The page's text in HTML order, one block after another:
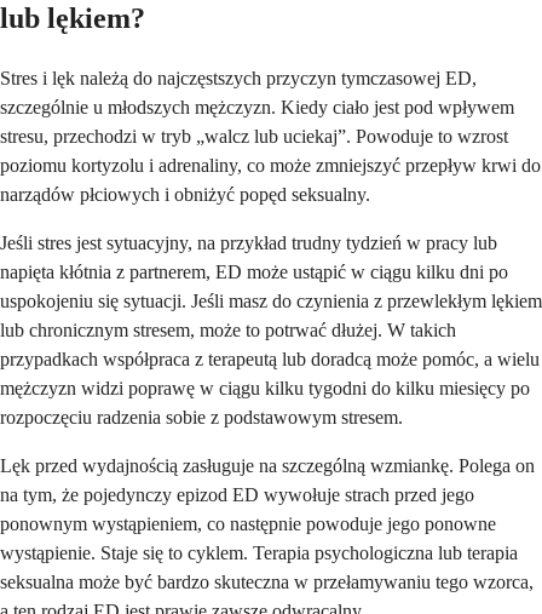
lub lękiem?
Stres i lęk należą do najczęstszych przyczyn tymczasowej ED,
szczególnie u młodszych mężczyzn. Kiedy ciało jest pod wpływem
stresu, przechodzi w tryb „walcz lub uciekaj”. Powoduje to wzrost
poziomu kortyzolu i adrenaliny, co może zmniejszyć przepływ krwi do
narządów płciowych i obniżyć popęd seksualny.
Jeśli stres jest sytuacyjny, na przykład trudny tydzień w pracy lub
napięta kłótnia z partnerem, ED może ustąpić w ciągu kilku dni po
uspokojeniu się sytuacji. Jeśli masz do czynienia z przewlekłym lękiem
lub chronicznym stresem, może to potrwać dłużej. W takich
przypadkach współpraca z terapeutą lub doradcą może pomóc, a wielu
mężczyzn widzi poprawę w ciągu kilku tygodni do kilku miesięcy po
rozpoczęciu radzenia sobie z podstawowym stresem.
Lęk przed wydajnością zasługuje na szczególną wzmiankę. Polega on
na tym, że pojedynczy epizod ED wywołuje strach przed jego
ponownym wystąpieniem, co następnie powoduje jego ponowne
wystąpienie. Staje się to cyklem. Terapia psychologiczna lub terapia
seksualna może być bardzo skuteczna w przełamywaniu tego wzorca,